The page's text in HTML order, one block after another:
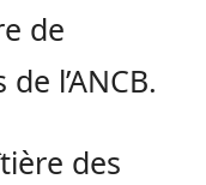
de
l’ANCB.
des